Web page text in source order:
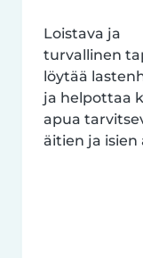
Loistava ja
turvallinen
löytää
ja helpottaa
apua
äitien ja isien